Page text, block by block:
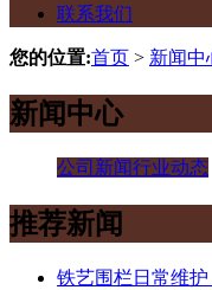
联系我们
您的位置:首页 > 新闻中
新闻中心
公司新闻行业动态
推荐新闻
铁艺围栏日常维